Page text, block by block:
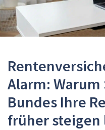
Alarm:
Bundes Ihre
früher steigen